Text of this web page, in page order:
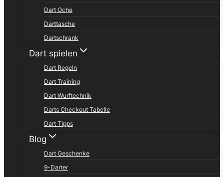
Dart Oche
Darttasche
Dartschrank
Dart spielen
Dart Regeln
Dart Training
Dart Wurftechnik
Darts Checkout Tabelle
Dart Tipps
Blog
Dart Geschenke
9-Darter